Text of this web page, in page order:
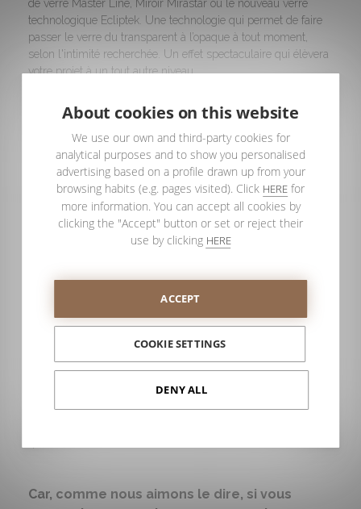
de verre Master Line, Miroir Mirastar ou le nouveau verre
technologique Ecliptek. Une technologie qui permet de faire
passer le verre du transparent à l’opaque à tout moment,
selon l'intimité recherchée. Un effet spectaculaire qui élèvera
votre projet à un tout autre niveau.
contract pour lequel il est nécessaire de concevoir différents
espaces de douche,n'hésitez pas à contacter notre équipe
Car, comme nous aimons le dire, si vous
About cookies on this website
We use our own and third-party cookies for
analytical purposes and to show you personalised
advertising based on a profile drawn up from your
browsing habits (e.g. pages visited). Click HERE for
more information. You can accept all cookies by
clicking the "Accept" button or set or reject their
use by clicking HERE
ACCEPT
COOKIE SETTINGS
DENY ALL